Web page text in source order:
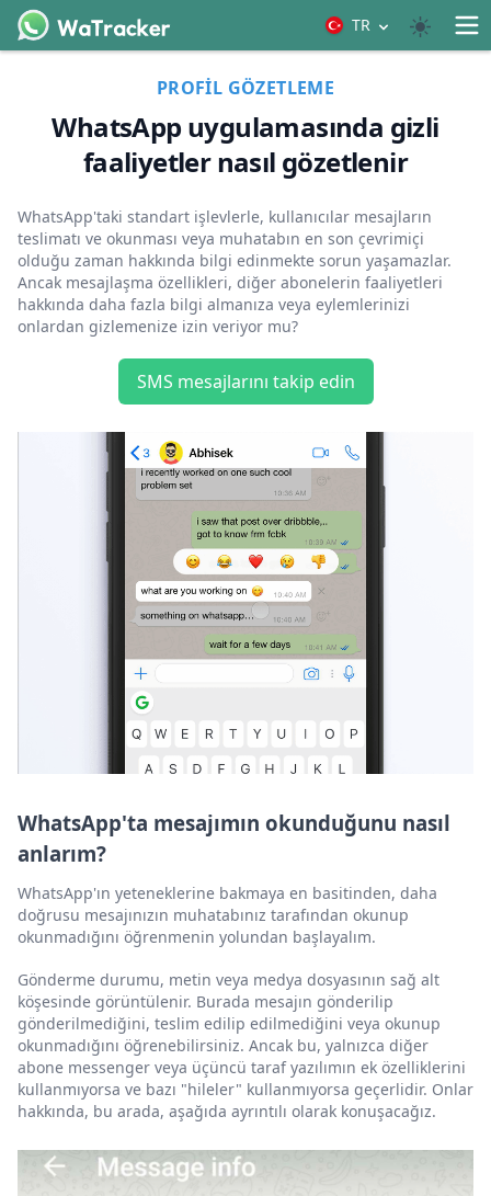
TR
PROFIL GÖZETLEME
WhatsApp uygulamasında gizli
faaliyetler nasıl gözetlenir
WhatsApp'taki standart işlevlerle, kullanıcılar mesajların
teslimatı ve okunması veya muhatabın en son çevrimiçi
olduğu zaman hakkında bilgi edinmekte sorun yaşamazlar.
Ancak mesajlaşma özellikleri, diğer abonelerin faaliyetleri
hakkında daha fazla bilgi almanıza veya eylemlerinizi
onlardan gizlemenize izin veriyor mu?
SMS mesajlarını takip edin
WhatsApp'ta mesajımın okunduğunu nasıl
anlarım?
WhatsApp'ın yeteneklerine bakmaya en basitinden, daha
doğrusu mesajınızın muhatabınız tarafından okunup
okunmadığını öğrenmenin yolundan başlayalım.
Gönderme durumu, metin veya medya dosyasının sağ alt
köşesinde görüntülenir. Burada mesajın gönderilip
gönderilmediğini, teslim edilip edilmediğini veya okunup
okunmadığını öğrenebilirsiniz. Ancak bu, yalnızca diğer
abone messenger veya üçüncü taraf yazılımın ek özelliklerini
kullanmıyorsa ve bazı "hileler" kullanmıyorsa geçerlidir. Onlar
hakkında, bu arada, aşağıda ayrıntılı olarak konuşacağız.